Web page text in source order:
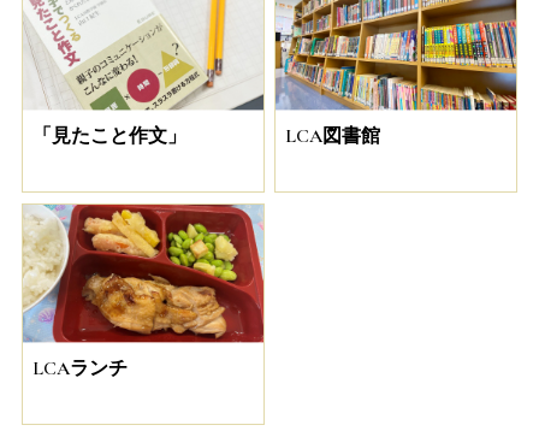
「見たこと作文」 LCA図書館
LCAランチ